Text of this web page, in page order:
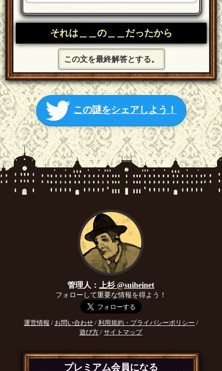
それは の だったから
この文を最終解答とする。
この謎をシェアしよう！
管理人：上杉 @suiheinet
フォローして重要な情報を得よう！
運営情報 / お問い合わせ/ 利用規約・プライバシーポリシー /
遊び方 /サイトマップ
プレミアム会員になる